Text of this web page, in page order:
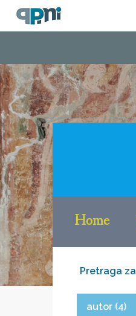
Home
Pretraga za
autor (4)